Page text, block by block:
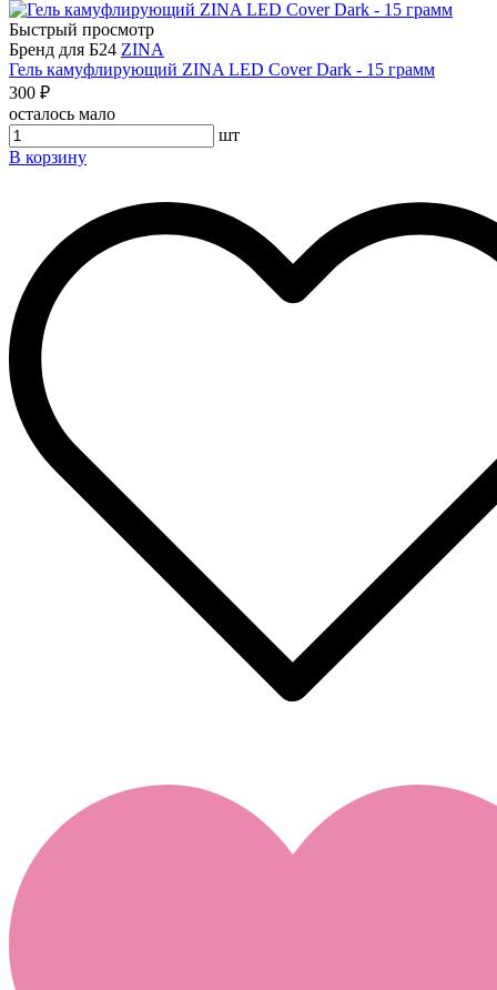
Быстрый просмотр
Бренд для Б24 ZINA
Гель камуфлирующий ZINA LED Cover Dark - 15 грамм
300 ₽
осталось мало
шт
В корзину